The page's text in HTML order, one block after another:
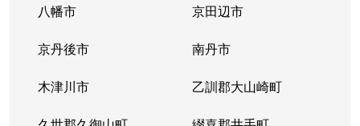
八幡市 京田辺市
京丹後市 南丹市
木津川市 乙訓郡大山崎町